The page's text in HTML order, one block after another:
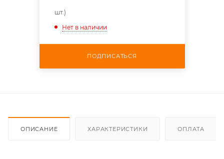
шт.)
Нет в наличии
ПОДПИСАТЬСЯ
ОПИСАНИЕ ХАРАКТЕРИСТИКИ ОПЛАТА